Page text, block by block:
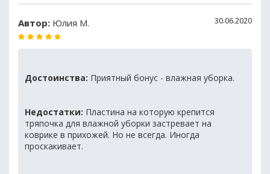
Автор: Юлия М. 30.06.2020
Достоинства: Приятный бонус - влажная уборка.
Недостатки: Пластина на которую крепится
тряпочка для влажной уборки застревает на
коврике в прихожей. Но не всегда. Иногда
проскакивает.